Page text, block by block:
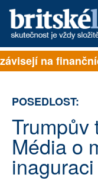
PŘIHLÁSIT
ROZHOVORY
TÉMATA
na
POSEDLOST:
Trumpův
Média o